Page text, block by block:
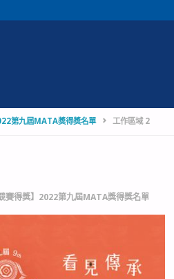
第九屆MATA獎得獎名單 工作區域 2
競賽得獎】2022第九屆MATA獎得獎名單